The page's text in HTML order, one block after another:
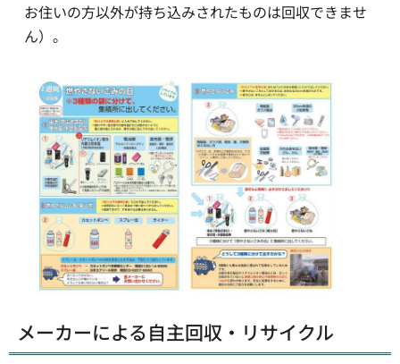
お住いの方以外が持ち込みされたものは回収できませ
ん）。
メーカーによる自主回収・リサイクル